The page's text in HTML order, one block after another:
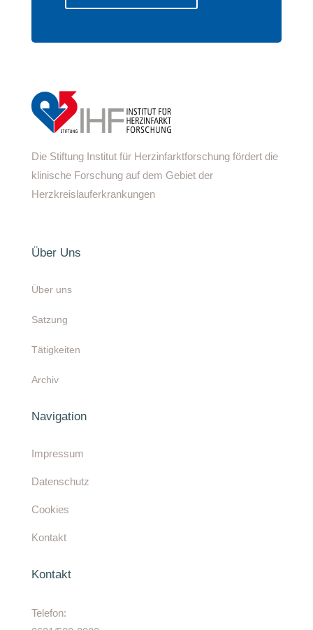
Die Stiftung Institut für Herzinfarktforschung fördert die
klinische Forschung auf dem Gebiet der
Herzkreislauferkrankungen
Über Uns
Über uns
Satzung
Tätigkeiten
Archiv
Navigation
Impressum
Datenschutz
Cookies
Kontakt
Kontakt
Telefon: